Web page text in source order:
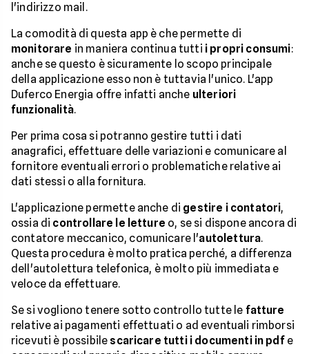
l'indirizzo mail.
La comodità di questa app è che permette di
monitorare in maniera continua tutti i propri consumi:
anche se questo è sicuramente lo scopo principale
della applicazione esso non è tuttavia l'unico. L'app
Duferco Energia offre infatti anche ulteriori
funzionalità.
Per prima cosa si potranno gestire tutti i dati
anagrafici, effettuare delle variazioni e comunicare al
fornitore eventuali errori o problematiche relative ai
dati stessi o alla fornitura.
L'applicazione permette anche di gestire i contatori,
ossia di controllare le letture o, se si dispone ancora di
contatore meccanico, comunicare l'autolettura.
Questa procedura è molto pratica perché, a differenza
dell'autolettura telefonica, è molto più immediata e
veloce da effettuare.
Se si vogliono tenere sotto controllo tutte le fatture
relative ai pagamenti effettuati o ad eventuali rimborsi
ricevuti è possibile scaricare tutti i documenti in pdfe